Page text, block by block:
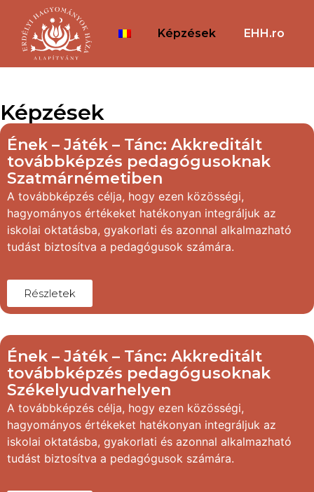
Képzések EHH.ro
Képzések
Ének – Játék – Tánc: Akkreditált
továbbképzés pedagógusoknak
Szatmárnémetiben
A továbbképzés célja, hogy ezen közösségi,
hagyományos értékeket hatékonyan integráljuk az
iskolai oktatásba, gyakorlati és azonnal alkalmazható
tudást biztosítva a pedagógusok számára.
Részletek
Ének – Játék – Tánc: Akkreditált
továbbképzés pedagógusoknak
Székelyudvarhelyen
A továbbképzés célja, hogy ezen közösségi,
hagyományos értékeket hatékonyan integráljuk az
iskolai oktatásba, gyakorlati és azonnal alkalmazható
tudást biztosítva a pedagógusok számára.